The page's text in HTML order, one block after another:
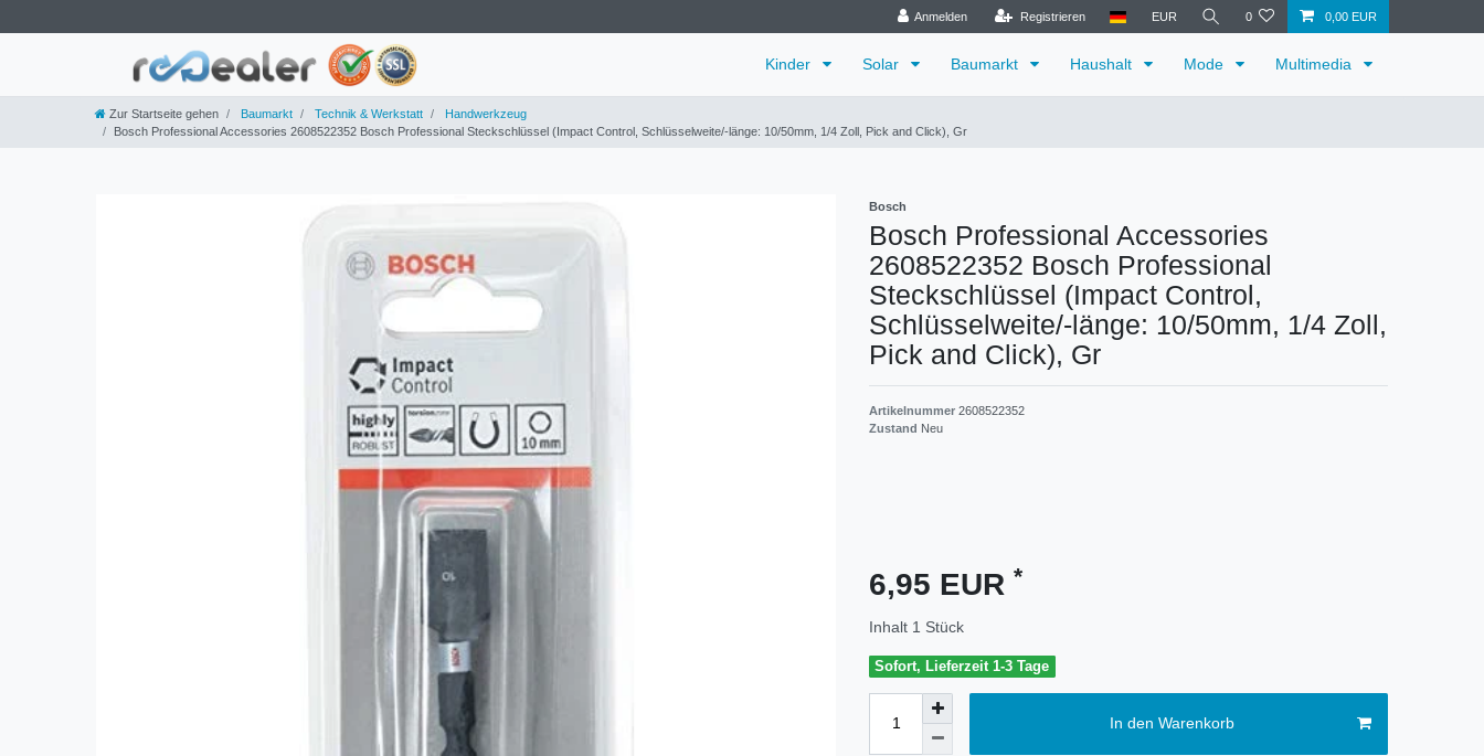
Anmelden Registrieren EUR 0 0,00 EUR
Kinder Solar Baumarkt Haushalt Mode Multimedia
Zur Startseite gehen Baumarkt Technik & Werkstatt
Handwerkzeug
Bosch Professional Accessories 2608522352 Bosch Professional Steckschlüssel (Impact Control, Schlüsselweite/-länge: 10/50mm, 1/4 Zoll, Pick and Click), Gr
Bosch
Bosch Professional Accessories
2608522352 Bosch Professional
Steckschlüssel (Impact Control,
Schlüsselweite/-länge: 10/50mm, 1/4 Zoll,
Pick and Click), Gr
Artikelnummer 2608522352
Zustand Neu
6,95 EUR *
Inhalt 1 Stück
Sofort, Lieferzeit 1-3 Tage
In den Warenkorb